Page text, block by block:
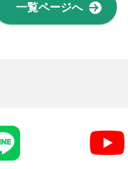
一覧ページへ